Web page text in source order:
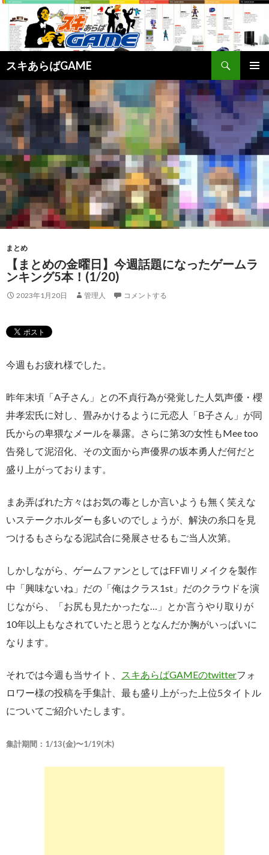
スキあらばGAME
索
メインメ
ニュー
テ
ン
ツ
へ
ス
キ
ッ
プ
まとめ
【まとめの金曜日】今週話題になったゲームラ
ンキング5本！(1/20)
2023年1月20日 管理人 コメントする
今週もお疲れ様でした。
昨年末頃「A子さん」との不貞行為が発覚した人気声優・櫻
井孝宏氏に対し、畳みかけるように元恋人「B子さん」が同
氏からの卑猥なメールを暴露。さらに第3の女性もMee too
告発して泥沼化、その文面から声優界の坂本勇人だ何だと
盛り上がっております。
まあ弄ばれた方々はお気の毒としか言いようも無く笑えな
いステークホルダーも多いのでしょうが、解決の糸口を見
つけるもさらなる泥試合に発展させるもご当人次第。
しかしながら、ゲームファンとしてはFFⅦリメイクを製作
中「興味ないね」だの「俺はクラス1st」だのクラウドを演
じながら、「お尻も見たかったな…」とか言うやり取りが
10年以上もなされていたと思うとなんだか胸がいっぱいに
なります。
それでは今週も当サイト、 スキあらばGAMEのtwitterフォ
ロワー様の投稿を手集計、最も盛り上がった上位5タイトル
についてご紹介いたします。
集計期間：1/13(金)〜1/19(木)